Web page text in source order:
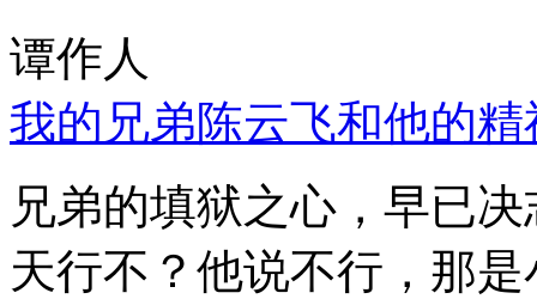
谭作人
我的兄弟陈云飞和他的
兄弟的填狱之心，早已
天行不？他说不行，那